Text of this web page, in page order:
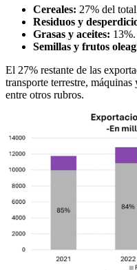
Cereales: 27% del
Residuos y
Grasas y aceites: 13%.
Semillas y frutos
El 27% restante de las
transporte terrestre,
entre otros rubros.